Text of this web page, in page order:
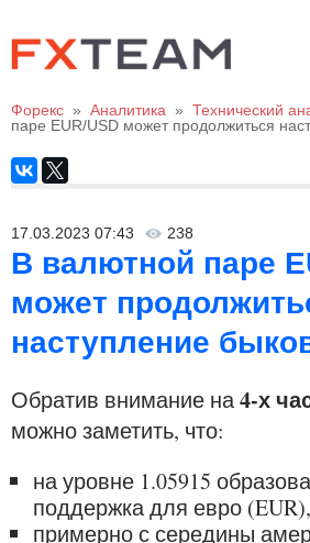
Форекс » Аналитика » Технический
паре EUR/USD может продолжиться
17.03.2023 07:43 238
В валютной паре
может
наступление
Обратив внимание на4-х
можно заметить, что:
на уровне 1.05915
поддержка для евро (EUR),
примерно с середины